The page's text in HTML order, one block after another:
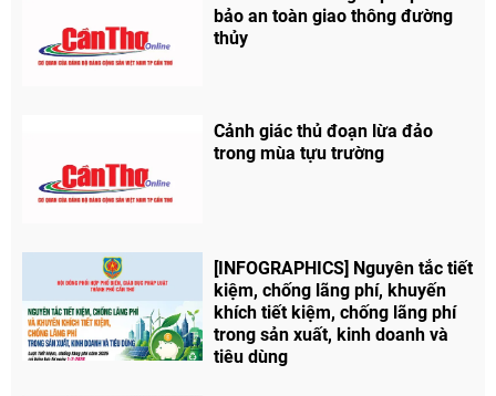
bảo an toàn giao thông đường
thủy
Cảnh giác thủ đoạn lừa đảo
trong mùa tựu trường
[INFOGRAPHICS] Nguyên tắc tiết
kiệm, chống lãng phí, khuyến
khích tiết kiệm, chống lãng phí
trong sản xuất, kinh doanh và
tiêu dùng